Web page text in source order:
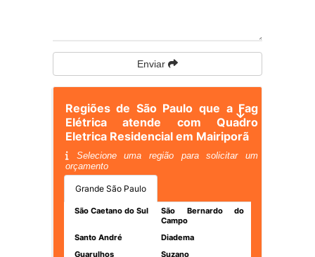
Enviar
Regiões de São Paulo que a Fag
Elétrica atende com Quadro
Eletrica Residencial em Mairiporã
Selecione uma região para solicitar um
orçamento
Grande São Paulo
São Caetano do Sul
São Bernardo do
Campo
Santo André
Diadema
Guarulhos
Suzano